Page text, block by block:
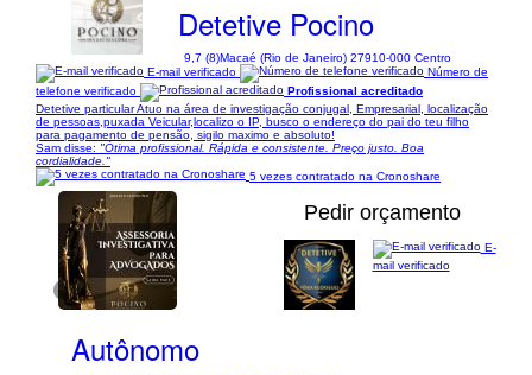
Detetive Pocino
9,7 (8)Macaé (Rio de Janeiro) 27910-000 Centro
E-mail verificado
Número de
telefone verificado
Profissional acreditado
Detetive particular Atuo na área de investigação conjugal, Empresarial, localização
de pessoas,puxada Veicular,localizo o IP, busco o endereço do pai do teu filho
para pagamento de pensão, sigilo maximo e absoluto!
Sam disse: "Ótima profissional. Rápida e consistente. Preço justo. Boa
cordialidade."
5 vezes contratado na Cronoshare
1/4
Pedir orçamento
Autônomo
E-
mail verificado